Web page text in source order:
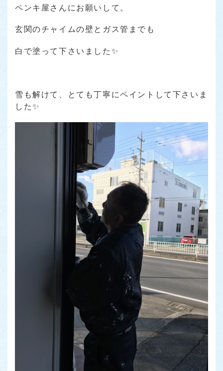
ペンキ屋さんにお願いして。
玄関のチャイムの壁とガス管までも
白で塗って下さいました✨
雪も解けて、とても丁寧にペイントして下さいま
した✨